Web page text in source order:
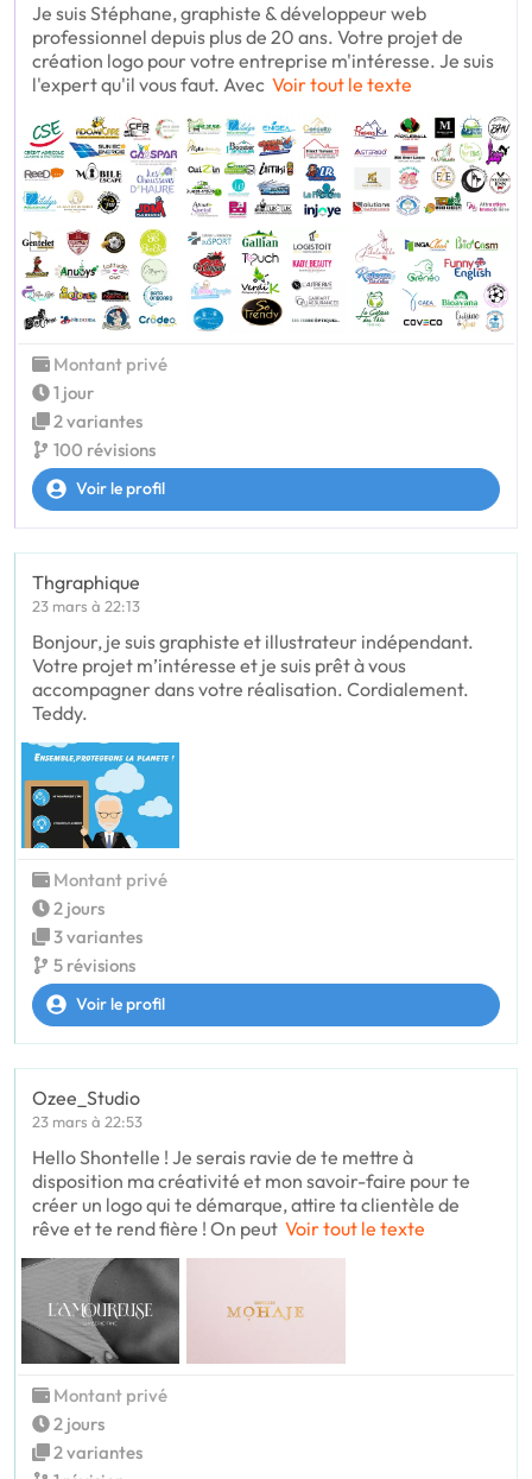
Je suis Stéphane, graphiste & développeur web
professionnel depuis plus de 20 ans. Votre projet de
création logo pour votre entreprise m'intéresse. Je suis
l'expert qu'il vous faut. Avec Voir tout le texte
Montant privé
1 jour
2 variantes
100 révisions
Voir le profil
Thgraphique
23 mars à 22:13
Bonjour, je suis graphiste et illustrateur indépendant.
Votre projet m’intéresse et je suis prêt à vous
accompagner dans votre réalisation. Cordialement.
Teddy.
Montant privé
2 jours
3 variantes
5 révisions
Voir le profil
Ozee_Studio
23 mars à 22:53
Hello Shontelle ! Je serais ravie de te mettre à
disposition ma créativité et mon savoir-faire pour te
créer un logo qui te démarque, attire ta clientèle de
rêve et te rend fière ! On peut Voir tout le texte
Montant privé
2 jours
2 variantes